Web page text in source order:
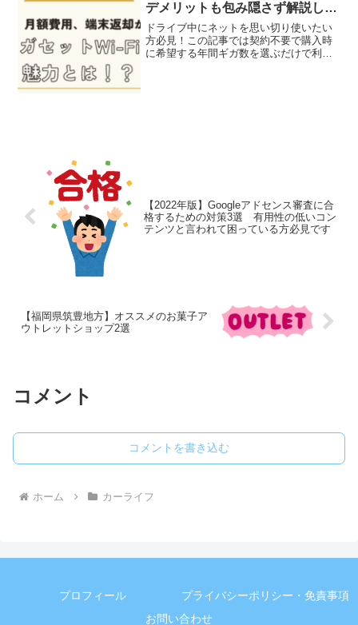
デメリットも包み隠さず解説しま
す
ドライブ中にネットを思い切り使いたい
方必見！この記事では契約不要で購入時
に希望する年間ギガ数を選ぶだけで利用
【2022年版】Googleアドセンス審査に合
格するための対策3選 有用性の低いコン
テンツと言われて困っている方必見です
【福岡県筑豊地方】オススメのお菓子ア
ウトレットショップ2選
コメント
コメントを書き込む
ホーム カーライフ
プロフィール
プライバシーポリシー・免責事項
お問い合わせ